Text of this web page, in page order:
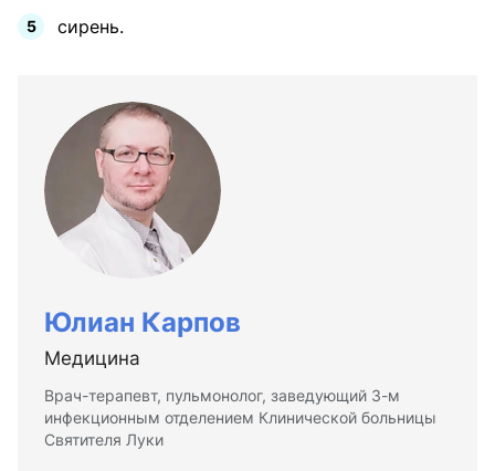
сирень.
Юлиан Карпов
Медицина
Врач-терапевт, пульмонолог, заведующий 3-м
инфекционным отделением Клинической больницы
Святителя Луки